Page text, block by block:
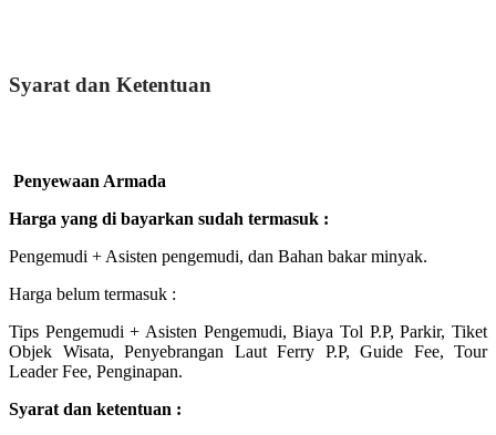
Syarat dan Ketentuan
Penyewaan Armada
Harga yang di bayarkan sudah termasuk :
Pengemudi + Asisten pengemudi, dan Bahan bakar minyak.
Harga belum termasuk :
Tips Pengemudi + Asisten Pengemudi, Biaya Tol P.P, Parkir, Tiket
Objek Wisata, Penyebrangan Laut Ferry P.P, Guide Fee, Tour
Leader Fee, Penginapan.
Syarat dan ketentuan :